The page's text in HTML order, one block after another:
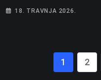
18. TRAVNJA 2026.
1 2